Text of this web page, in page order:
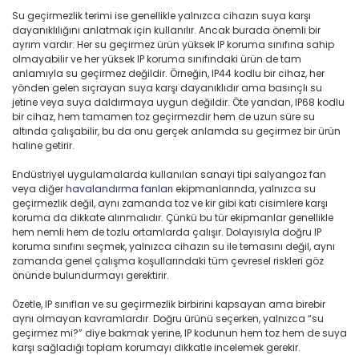
Su geçirmezlik terimi ise genellikle yalnızca cihazın suya karşı
dayanıklılığını anlatmak için kullanılır. Ancak burada önemli bir
ayrım vardır: Her su geçirmez ürün yüksek IP koruma sınıfına sahip
olmayabilir ve her yüksek IP koruma sınıfındaki ürün de tam
anlamıyla su geçirmez değildir. Örneğin, IP44 kodlu bir cihaz, her
yönden gelen sıçrayan suya karşı dayanıklıdır ama basınçlı su
jetine veya suya daldırmaya uygun değildir. Öte yandan, IP68 kodlu
bir cihaz, hem tamamen toz geçirmezdir hem de uzun süre su
altında çalışabilir, bu da onu gerçek anlamda su geçirmez bir ürün
haline getirir.
Endüstriyel uygulamalarda kullanılan sanayi tipi salyangoz fan
veya diğerhavalandırma fanları ekipmanlarında, yalnızca su
geçirmezlik değil, aynı zamanda toz ve kir gibi katı cisimlere karşı
koruma da dikkate alınmalıdır. Çünkü bu tür ekipmanlar genellikle
hem nemli hem de tozlu ortamlarda çalışır. Dolayısıyla doğru IP
koruma sınıfını seçmek, yalnızca cihazın su ile temasını değil, aynı
zamanda genel çalışma koşullarındaki tüm çevresel riskleri göz
önünde bulundurmayı gerektirir.
Özetle, IP sınıfları ve su geçirmezlik birbirini kapsayan ama birebir
aynı olmayan kavramlardır. Doğru ürünü seçerken, yalnızca “su
geçirmez mi?” diye bakmak yerine, IP kodunun hem toz hem de suya
karşı sağladığı toplam korumayı dikkatle incelemek gerekir.